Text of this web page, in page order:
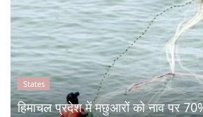
States
हिमाचल प्रदेश में मछुआरों को नाव पर